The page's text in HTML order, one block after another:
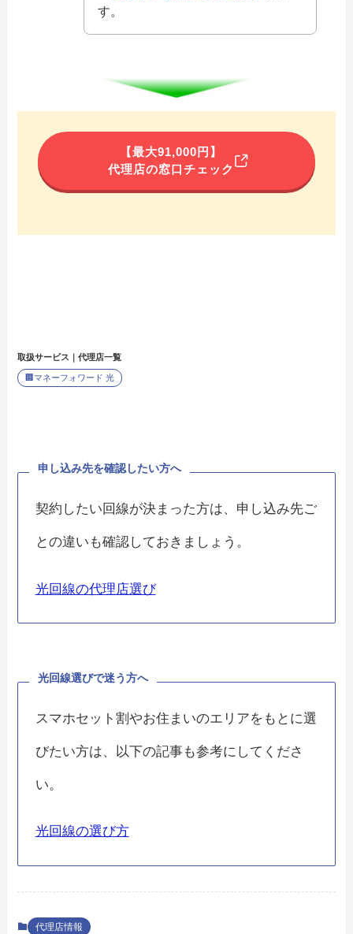
す。
【最大91,000円】
代理店の窓口チェック
取扱サービス｜代理店一覧
🏢 マネーフォワード 光
申し込み先を確認したい方へ
契約したい回線が決まった方は、申し込み先ご
との違いも確認しておきましょう。
光回線の代理店選び
光回線選びで迷う方へ
スマホセット割やお住まいのエリアをもとに選
びたい方は、以下の記事も参考にしてくださ
い。
光回線の選び方
代理店情報